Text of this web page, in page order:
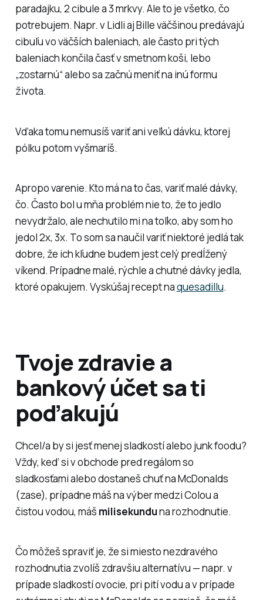
paradajku, 2 cibule a 3 mrkvy. Ale to je všetko, čo
potrebujem. Napr. v Lidli aj Bille väčšinou predávajú
cibuľu vo väčších baleniach, ale často pri tých
baleniach končila časť v smetnom koši, lebo
„zostarnú“ alebo sa začnú meniť na inú formu
života.
Vďaka tomu nemusíš variť ani veľkú dávku, ktorej
pólku potom vyšmaríš.
Apropo varenie. Kto má na to čas, variť malé dávky,
čo. Často bol u mňa problém nie to, že to jedlo
nevydržalo, ale nechutilo mi na toľko, aby som ho
jedol 2x, 3x. To som sa naučil variť niektoré jedlá tak
dobre, že ich kľudne budem jest celý predĺžený
víkend. Prípadne malé, rýchle a chutné dávky jedla,
ktoré opakujem. Vyskúšaj recept naquesadillu.
Tvoje zdravie a
bankový účet sa ti
poďakujú
Chcel/a by si jesť menej sladkostí alebo junk foodu?
Vždy, keď si v obchode pred regálom so
sladkosťami alebo dostaneš chuť na McDonalds
(zase), prípadne máš na výber medzi Colou a
čistou vodou, máš milisekunduna rozhodnutie.
Čo môžeš spraviť je, že si miesto nezdravého
rozhodnutia zvolíš zdravšiu alternatívu — napr. v
prípade sladkostí ovocie, pri pití vodu a v prípade